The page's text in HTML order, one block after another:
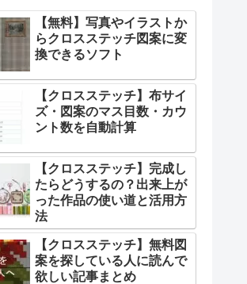
【無料】写真やイラストか
らクロスステッチ図案に変
換できるソフト
【クロスステッチ】布サイ
ズ・図案のマス目数・カウ
ント数を自動計算
【クロスステッチ】完成し
たらどうするの？出来上が
った作品の使い道と活用方
法
【クロスステッチ】無料図
案を探している人に読んで
欲しい記事まとめ